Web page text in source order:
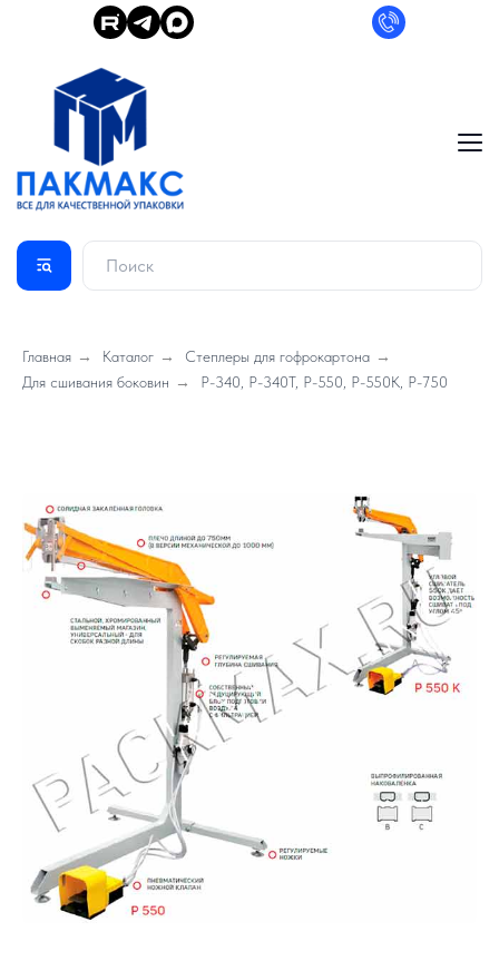
Главная → Каталог → Степлеры для гофрокартона →
Для сшивания боковин → Р-340, Р-340Т, Р-550, Р-550К, Р-750